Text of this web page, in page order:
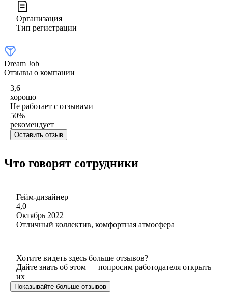
Организация
Тип регистрации
Dream Job
Отзывы о компании
3,6
хорошо
Не работает с отзывами
50%
рекомендует
Оставить отзыв
Что говорят сотрудники
Гейм-дизайнер
4,0
Октябрь 2022
Отличный коллектив, комфортная атмосфера
Хотите видеть здесь больше отзывов?
Дайте знать об этом — попросим работодателя открыть
их
Показывайте больше отзывов